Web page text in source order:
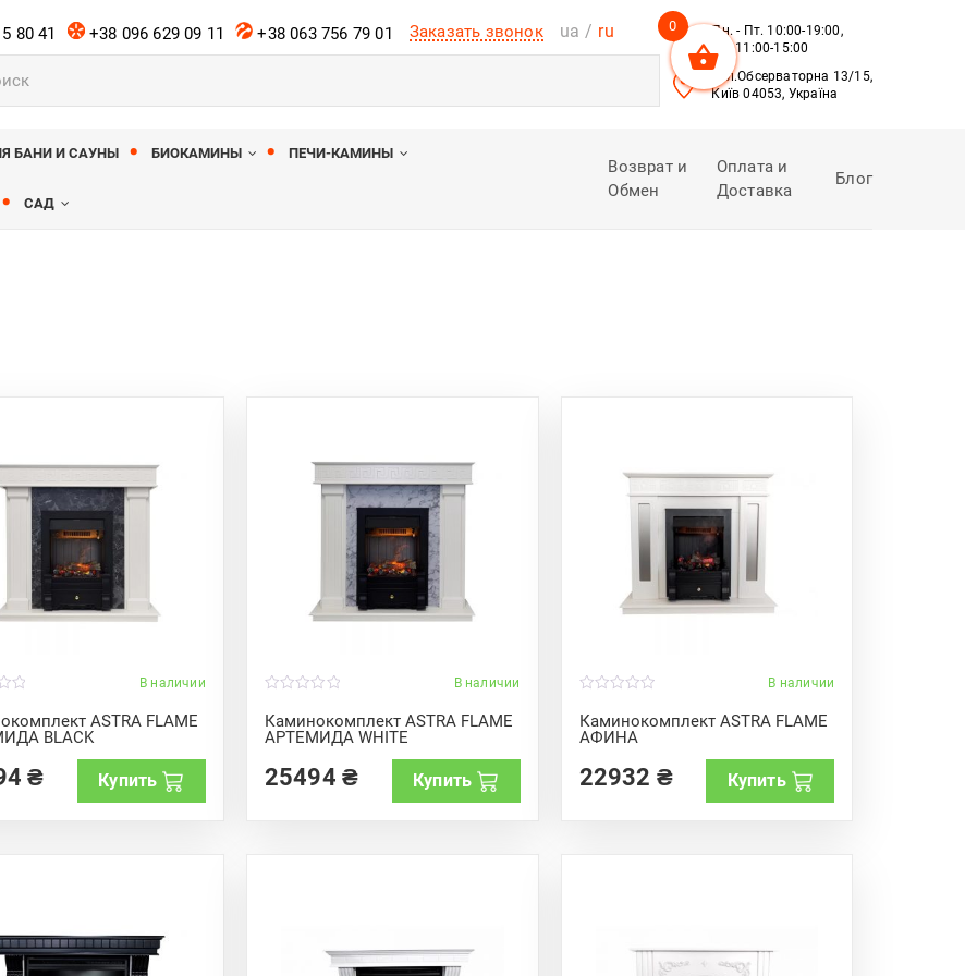
80 41 +38 096 629 09 11 +38 063 756 79 01 Заказать звонок ua
ru
Пн. - Пт. 10:00-19:00,
Сб. 11:00-15:00
вул.Обсерваторна 13/15,
Київ 04053, Україна
Возврат и
Обмен
Оплата и
Доставка
Блог
БАНИ И САУНЫ БИОКАМИНЫ ПЕЧИ-КАМИНЫ
САД
В наличии
ASTRA FLAME
BLACK
₴ Купить
В наличии
Каминокомплект ASTRA FLAME
АРТЕМИДА WHITE
o
u
t
f
5
25494 ₴ Купить
В наличии
Каминокомплект ASTRA FLAME
АФИНА
o
u
t
f
5
22932 ₴ Купить
0